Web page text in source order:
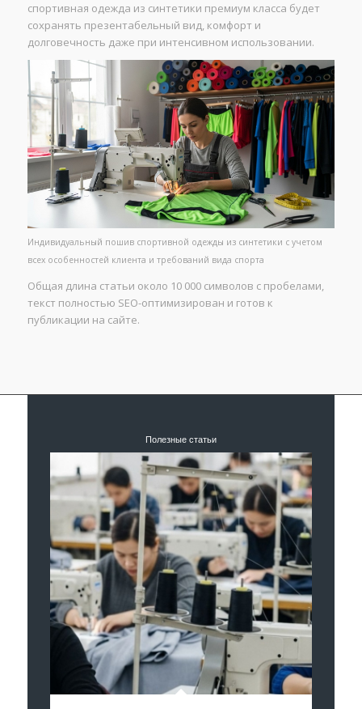
спортивная одежда из синтетики премиум класса будет
сохранять презентабельный вид, комфорт и
долговечность даже при интенсивном использовании.
Индивидуальный пошив спортивной одежды из синтетики с учетом
всех особенностей клиента и требований вида спорта
Общая длина статьи около 10 000 символов с пробелами,
текст полностью SEO-оптимизирован и готов к
публикации на сайте.
Полезные статьи